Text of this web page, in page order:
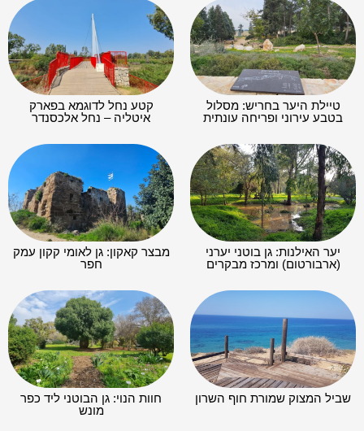
טיילת היער בחריש: מסלול
בטבע עירוני ופריחה עונתית
קטע נחל לדוגמא בפארק
איטליה – נחל אלכסנדר
יער האילנות: גן בוטני יערני
(ארבורטום) ומרכז מבקרים
מבצר קאקון: גן לאומי קקון עמק
חפר
שביל המצוק שמורת חוף השרון
חוות הנוי: גן הבוטני ליד כפר
מונש